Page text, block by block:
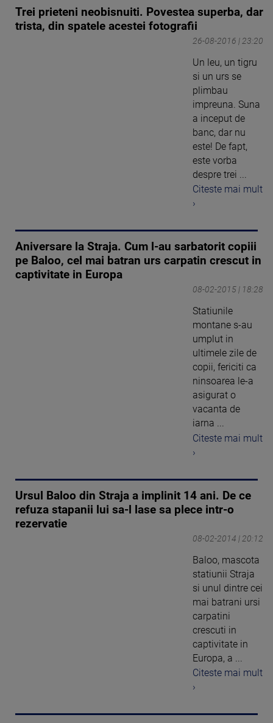
Trei prieteni neobisnuiti. Povestea superba, dar
trista, din spatele acestei fotografii
26-08-2016 | 23:20
Un leu, un tigru
si un urs se
plimbau
impreuna. Suna
a inceput de
banc, dar nu
este! De fapt,
este vorba
despre trei ...
Citeste mai mult
›
Aniversare la Straja. Cum l-au sarbatorit copiii
pe Baloo, cel mai batran urs carpatin crescut in
captivitate in Europa
08-02-2015 | 18:28
Statiunile
montane s-au
umplut in
ultimele zile de
copii, fericiti ca
ninsoarea le-a
asigurat o
vacanta de
iarna ...
Citeste mai mult
›
Ursul Baloo din Straja a implinit 14 ani. De ce
refuza stapanii lui sa-l lase sa plece intr-o
rezervatie
08-02-2014 | 20:12
Baloo, mascota
statiunii Straja
si unul dintre cei
mai batrani ursi
carpatini
crescuti in
captivitate in
Europa, a ...
Citeste mai mult
›